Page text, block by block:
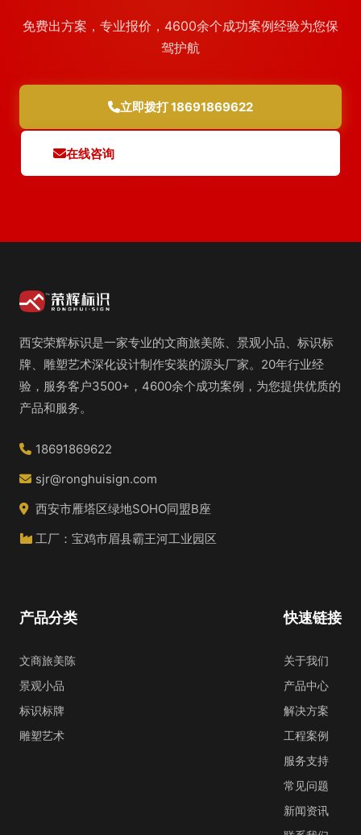
免费出方案，专业报价，4600余个成功案例经验为您保
驾护航
立即拨打 18691869622
在线咨询
西安荣辉标识是一家专业的文商旅美陈、景观小品、标识标
牌、雕塑艺术深化设计制作安装的源头厂家。20年行业经
验，服务客户3500+，4600余个成功案例，为您提供优质的
产品和服务。
18691869622
sjr@ronghuisign.com
西安市雁塔区绿地SOHO同盟B座
工厂：宝鸡市眉县霸王河工业园区
快速链接
关于我们
产品中心
解决方案
工程案例
服务支持
常见问题
新闻资讯
产品分类
文商旅美陈
景观小品
标识标牌
雕塑艺术